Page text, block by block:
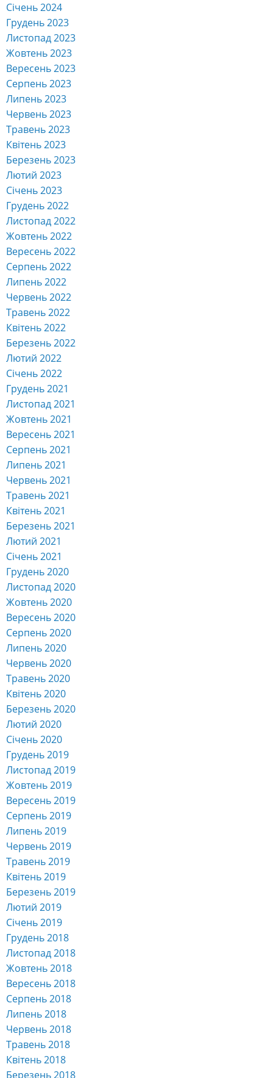
Січень 2024
Грудень 2023
Листопад 2023
Жовтень 2023
Вересень 2023
Серпень 2023
Липень 2023
Червень 2023
Травень 2023
Квітень 2023
Березень 2023
Лютий 2023
Січень 2023
Грудень 2022
Листопад 2022
Жовтень 2022
Вересень 2022
Серпень 2022
Липень 2022
Червень 2022
Травень 2022
Квітень 2022
Березень 2022
Лютий 2022
Січень 2022
Грудень 2021
Листопад 2021
Жовтень 2021
Вересень 2021
Серпень 2021
Липень 2021
Червень 2021
Травень 2021
Квітень 2021
Березень 2021
Лютий 2021
Січень 2021
Грудень 2020
Листопад 2020
Жовтень 2020
Вересень 2020
Серпень 2020
Липень 2020
Червень 2020
Травень 2020
Квітень 2020
Березень 2020
Лютий 2020
Січень 2020
Грудень 2019
Листопад 2019
Жовтень 2019
Вересень 2019
Серпень 2019
Липень 2019
Червень 2019
Травень 2019
Квітень 2019
Березень 2019
Лютий 2019
Січень 2019
Грудень 2018
Листопад 2018
Жовтень 2018
Вересень 2018
Серпень 2018
Липень 2018
Червень 2018
Травень 2018
Квітень 2018
Березень 2018